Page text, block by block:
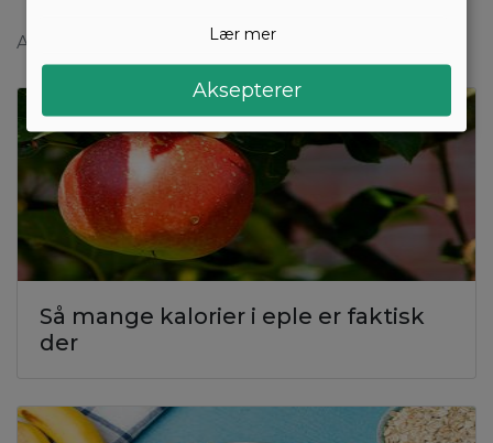
Arono Matvarer
Så mange kalorier i eple er faktisk
der
Lær mer
Aksepterer